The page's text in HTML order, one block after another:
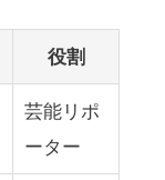
役割
芸能リポ
ーター